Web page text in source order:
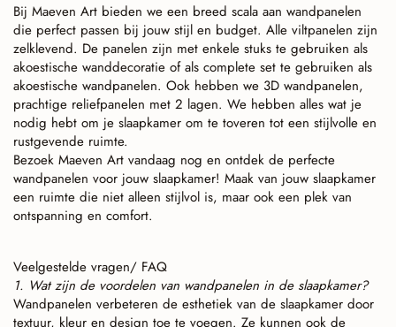
Bij Maeven Art bieden we een breed scala aan wandpanelen
die perfect passen bij jouw stijl en budget. Alle viltpanelen zijn
zelklevend. De panelen zijn met enkele stuks te gebruiken als
akoestische wanddecoratie of als complete set te gebruiken als
akoestische wandpanelen. Ook hebben we 3D wandpanelen,
prachtige reliefpanelen met 2 lagen. We hebben alles wat je
nodig hebt om je slaapkamer om te toveren tot een stijlvolle en
rustgevende ruimte.
Bezoek Maeven Art vandaag nog en ontdek de perfecte
wandpanelen voor jouw slaapkamer! Maak van jouw slaapkamer
een ruimte die niet alleen stijlvol is, maar ook een plek van
ontspanning en comfort.
Veelgestelde vragen/ FAQ
1. Wat zijn de voordelen van wandpanelen in de slaapkamer?
Wandpanelen verbeteren de esthetiek van de slaapkamer door
textuur, kleur en design toe te voegen. Ze kunnen ook de